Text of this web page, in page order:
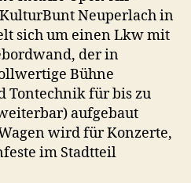
Neuperlach in
sich um einen Lkw mit
der in
Bühne
Tontechnik für bis zu
aufgebaut
wird für Konzerte,
im Stadtteil